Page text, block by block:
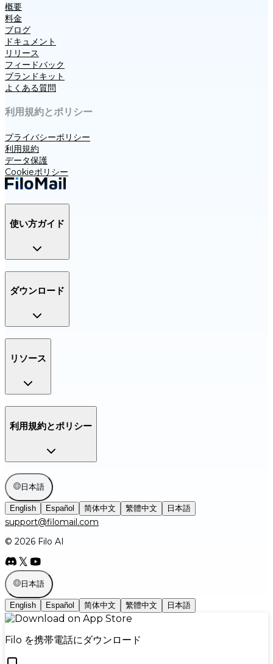
概要
料金
ブログ
ドキュメント
リリース
フィードバック
ブランドキット
よくある質問
利用規約とポリシー
プライバシーポリシー
利用規約
データ保護
Cookieポリシー
使い方ガイド
ダウンロード
リソース
利用規約とポリシー
日本語
English Español 简体中文 繁體中文 日本語
support@filomail.com
© 2026 Filo AI
日本語
English Español 简体中文 繁體中文 日本語
Filo を携帯電話にダウンロード